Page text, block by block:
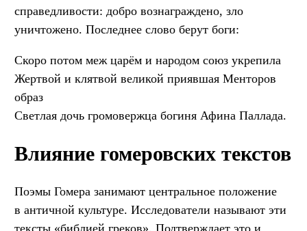
справедливости: добро вознаграждено, зло
уничтожено. Последнее слово берут боги:
Скоро потом меж царём и народом союз укрепила
Жертвой и клятвой великой приявшая Менторов
образ
Светлая дочь громовержца богиня Афина Паллада.
Влияние гомеровских текстов
Поэмы Гомера занимают центральное положение
в античной культуре. Исследователи называют эти
тексты «библией греков». Подтверждает это и